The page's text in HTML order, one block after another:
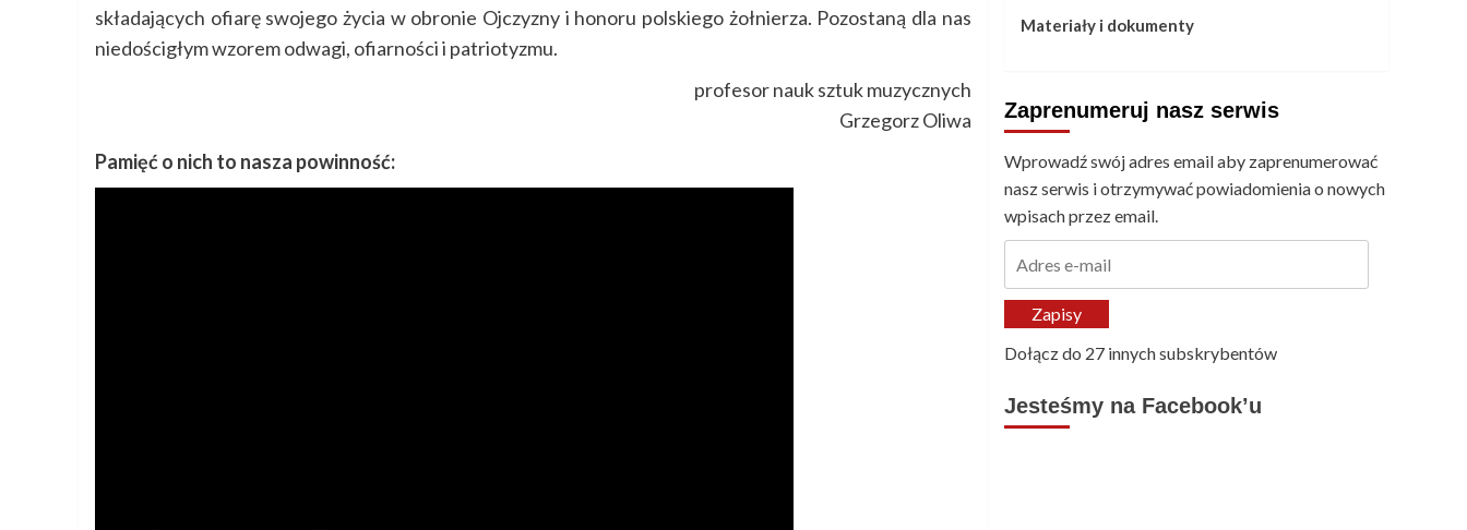
składających ofiarę swojego życia w obronie Ojczyzny i honoru polskiego żołnierza. Pozostaną dla nas
niedościgłym wzorem odwagi, ofiarności i patriotyzmu.
profesor nauk sztuk muzycznych
Grzegorz Oliwa
Pamięć o nich to nasza powinność:
Materiały i dokumenty
Zaprenumeruj nasz serwis
Wprowadź swój adres email aby zaprenumerować
nasz serwis i otrzymywać powiadomienia o nowych
wpisach przez email.
mailZapisy
Dołącz do 27 innych subskrybentów
Jesteśmy na Facebook’u